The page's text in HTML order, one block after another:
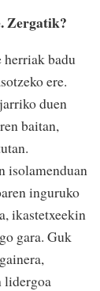
Zergatik?
herriak badu
ere.
duen
baitan,
isolamenduan
inguruko
ikastetxeekin
gara. Guk
lidergoa